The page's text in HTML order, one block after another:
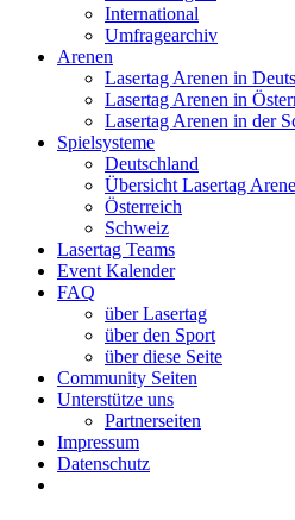
International
Umfragearchiv
Arenen
Lasertag Arenen in
Lasertag Arenen in
Lasertag Arenen in der
Spielsysteme
Deutschland
Übersicht Lasertag
Österreich
Schweiz
Lasertag Teams
Event Kalender
FAQ
über Lasertag
über den Sport
über diese Seite
Community Seiten
Unterstütze uns
Partnerseiten
Impressum
Datenschutz